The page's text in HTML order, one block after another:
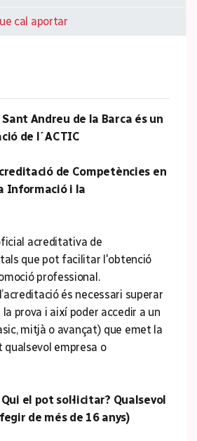
cal aportar
Andreu de la Barca és un
de l´ACTIC
de Competències en
Informació i la
acreditativa de
que pot facilitar l'obtenció
professional.
és necessari superar
prova i així poder accedir a un
mitjà o avançat) que emet la
empresa o
pot sol·licitar? Qualsevol
de més de 16 anys)